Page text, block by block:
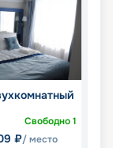
Свободно1
₽/ место